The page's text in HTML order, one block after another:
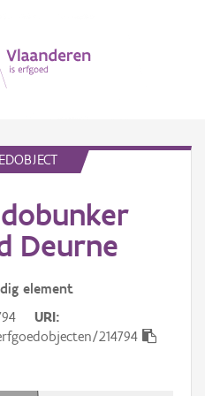
Deurne
element
URI
214794